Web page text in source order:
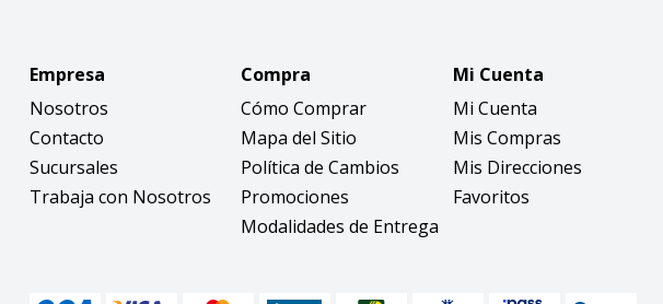
Empresa
Nosotros
Contacto
Sucursales
Trabaja con Nosotros
Compra
Cómo Comprar
Mapa del Sitio
Política de Cambios
Promociones
Modalidades de Entrega
Mi Cuenta
Mi Cuenta
Mis Compras
Mis Direcciones
Favoritos